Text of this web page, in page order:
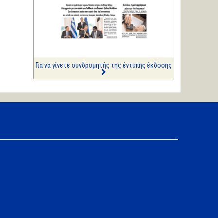
ΑΡΙΩΝ
Ιστορίες Καθημερινής
Τρέλας
συλλήψεις...
Για να γίνετε συνδρομητής της έντυπης έκδοσης